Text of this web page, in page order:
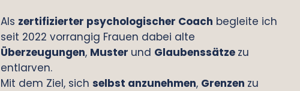
Als zertifizierter psychologischer Coach begleite ich
seit 2022 vorrangig Frauen dabei alte
Überzeugungen, Muster und Glaubenssätze zu
entlarven.
Mit dem Ziel, sich selbst anzunehmen, Grenzen zu